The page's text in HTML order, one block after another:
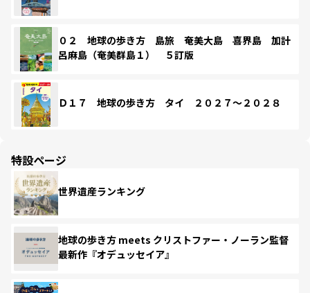
０２ 地球の歩き方 島旅 奄美大島 喜界島 加計
呂麻島（奄美群島１） ５訂版
Ｄ１７ 地球の歩き方 タイ ２０２７～２０２８
特設ページ
世界遺産ランキング
地球の歩き方 meets クリストファー・ノーラン監督
最新作『オデュッセイア』